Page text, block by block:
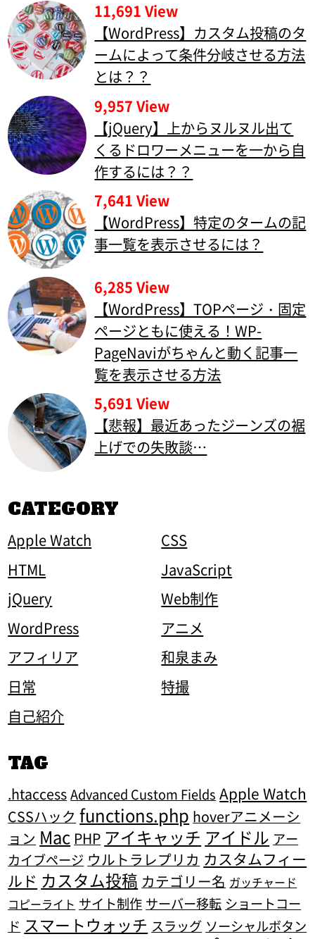
11,691 View
【WordPress】カスタム投稿のタ
ームによって条件分岐させる方法
とは？？
9,957 View
【jQuery】上からヌルヌル出て
くるドロワーメニューを一から自
作するには？？
7,641 View
【WordPress】特定のタームの記
事一覧を表示させるには？
6,285 View
【WordPress】TOPページ・固定
ページともに使える！WP-
PageNaviがちゃんと動く記事一
覧を表示させる方法
5,691 View
【悲報】最近あったジーンズの裾
上げでの失敗談…
CATEGORY
Apple Watch
CSS
HTML
JavaScript
jQuery
Web制作
WordPress
アニメ
アフィリア
和泉まみ
日常
特撮
自己紹介
TAG
.htaccess Advanced Custom Fields Apple Watch
CSSハック functions.php hoverアニメーシ
ョン Mac PHP アイキャッチ アイドル アー
カイブページ ウルトラレプリカ カスタムフィー
ルド カスタム投稿 カテゴリー名 ガッチャード
コピーライト サイト制作 サーバー移転 ショートコー
ド スマートウォッチ スラッグ ソーシャルボタン